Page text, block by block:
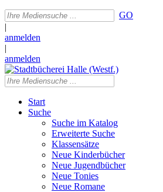
GO
|
anmelden
|
anmelden
Start
Suche
Suche im Katalog
Erweiterte Suche
Klassensätze
Neue Kinderbücher
Neue Jugendbücher
Neue Tonies
Neue Romane